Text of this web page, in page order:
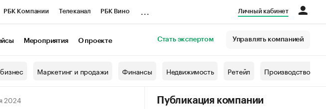
РБК Компании Телеканал РБК Вино Личный кабинет
Мероприятия О проекте Стать экспертом Управлять компанией
Маркетинг и продажи Финансы Недвижимость Ретейл Производство
2024 Публикация компании